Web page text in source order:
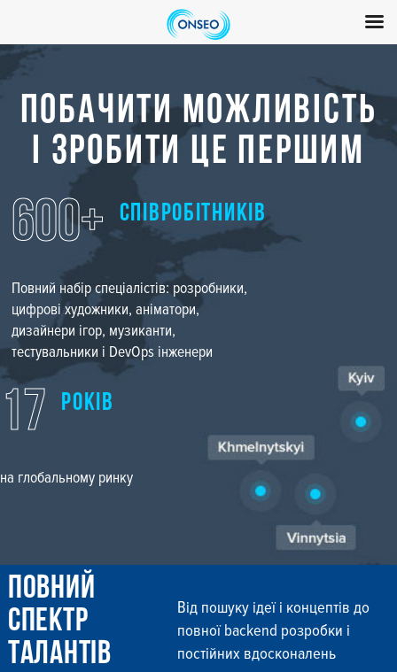
Перейти
вмісту
ПОБАЧИТИ МОЖЛИВIСТЬ
I ЗРОБИТИ ЦЕ ПЕРШИМ
600+ СПIВРОБIТНИКIВ
Повний набір спеціалістів: розробники,
цифрові художники, аніматори,
дизайнери ігор, музиканти,
тестувальники і DevOps інженери
17 РОКIВ
на глобальному ринку
ПОВНИЙ
СПЕКТР
ТАЛАНТIВ
Від пошуку ідеї і концептів до
повної backend розробки і
постійних вдосконалень